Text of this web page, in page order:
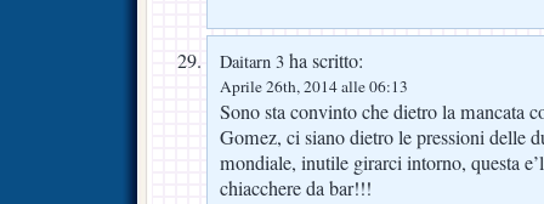
Daitarn 3 ha scritto:
Aprile 26th, 2014 alle 06:13
Sono sta convinto che dietro la mancata
Gomez, ci siano dietro le pressioni delle
mondiale, inutile girarci intorno, questa
chiacchere da bar!!!